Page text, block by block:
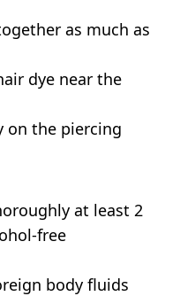
as much as
dye near the
on the piercing
at least 2
free
body fluids